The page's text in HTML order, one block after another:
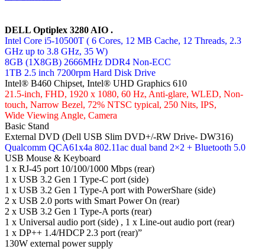
DELL Optiplex 3280 AIO .
Intel Core i5-10500T ( 6 Cores, 12 MB Cache, 12 Threads, 2.3
GHz up to 3.8 GHz, 35 W)
8GB (1X8GB) 2666MHz DDR4 Non-ECC
1TB 2.5 inch 7200rpm Hard Disk Drive
Intel® B460 Chipset, Intel® UHD Graphics 610
21.5-inch, FHD, 1920 x 1080, 60 Hz, Anti-glare, WLED, Non-
touch, Narrow Bezel, 72% NTSC typical, 250 Nits, IPS,
Wide Viewing Angle, Camera
Basic Stand
External DVD (Dell USB Slim DVD+/-RW Drive- DW316)
Qualcomm QCA61x4a 802.11ac dual band 2×2 + Bluetooth 5.0
USB Mouse & Keyboard
1 x RJ-45 port 10/100/1000 Mbps (rear)
1 x USB 3.2 Gen 1 Type-C port (side)
1 x USB 3.2 Gen 1 Type-A port with PowerShare (side)
2 x USB 2.0 ports with Smart Power On (rear)
2 x USB 3.2 Gen 1 Type-A ports (rear)
1 x Universal audio port (side) , 1 x Line-out audio port (rear)
1 x DP++ 1.4/HDCP 2.3 port (rear)”
130W external power supply